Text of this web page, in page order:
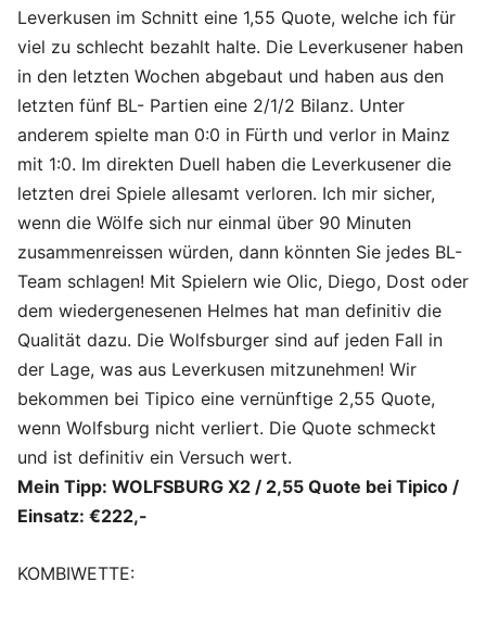
Leverkusen im Schnitt eine 1,55 Quote, welche ich für
viel zu schlecht bezahlt halte. Die Leverkusener haben
in den letzten Wochen abgebaut und haben aus den
letzten fünf BL- Partien eine 2/1/2 Bilanz. Unter
anderem spielte man 0:0 in Fürth und verlor in Mainz
mit 1:0. Im direkten Duell haben die Leverkusener die
letzten drei Spiele allesamt verloren. Ich mir sicher,
wenn die Wölfe sich nur einmal über 90 Minuten
zusammenreissen würden, dann könnten Sie jedes BL-
Team schlagen! Mit Spielern wie Olic, Diego, Dost oder
dem wiedergenesenen Helmes hat man definitiv die
Qualität dazu. Die Wolfsburger sind auf jeden Fall in
der Lage, was aus Leverkusen mitzunehmen! Wir
bekommen bei Tipico eine vernünftige 2,55 Quote,
wenn Wolfsburg nicht verliert. Die Quote schmeckt
und ist definitiv ein Versuch wert.
Mein Tipp: WOLFSBURG X2 / 2,55 Quote bei Tipico /
Einsatz: €222,-
KOMBIWETTE: